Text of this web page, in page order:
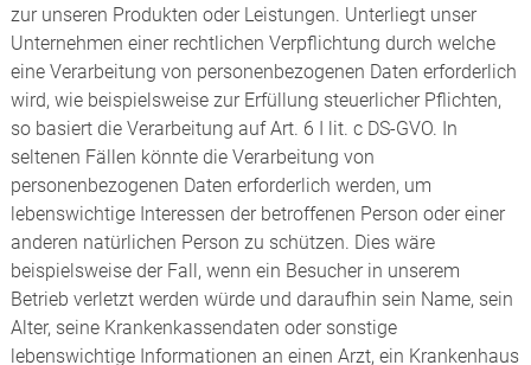
zur unseren Produkten oder Leistungen. Unterliegt unser
Unternehmen einer rechtlichen Verpflichtung durch welche
eine Verarbeitung von personenbezogenen Daten erforderlich
wird, wie beispielsweise zur Erfüllung steuerlicher Pflichten,
so basiert die Verarbeitung auf Art. 6 I lit. c DS-GVO. In
seltenen Fällen könnte die Verarbeitung von
personenbezogenen Daten erforderlich werden, um
lebenswichtige Interessen der betroffenen Person oder einer
anderen natürlichen Person zu schützen. Dies wäre
beispielsweise der Fall, wenn ein Besucher in unserem
Betrieb verletzt werden würde und daraufhin sein Name, sein
Alter, seine Krankenkassendaten oder sonstige
lebenswichtige Informationen an einen Arzt, ein Krankenhaus